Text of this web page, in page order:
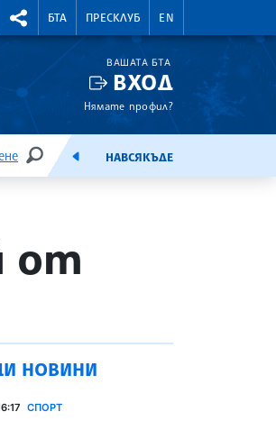
RIGHTMENU.SOCIAL
БТА ПРЕСКЛУБ EN
ВАШАТА БТА
ВХОД
Нямате профил?
ТЪРСЕНЕЕМИСИЯНАВСЯКЪДЕ
от
НОВИНИ
СПОРТ